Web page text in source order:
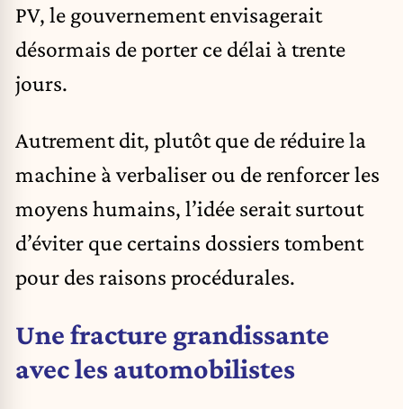
PV, le gouvernement envisagerait
désormais de porter ce délai à trente
jours.
Autrement dit, plutôt que de réduire la
machine à verbaliser ou de renforcer les
moyens humains, l’idée serait surtout
d’éviter que certains dossiers tombent
pour des raisons procédurales.
Une fracture grandissante
avec les automobilistes